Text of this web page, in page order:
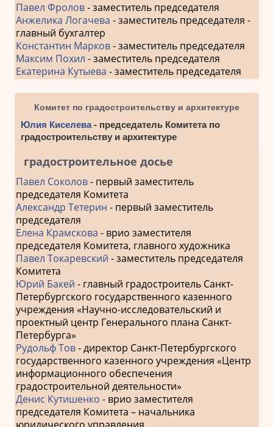
Павел Фролов- заместитель председателя
Анжелика Логачева - заместитель председателя -
главный бухгалтер
Константин Марков- заместитель председателя
Максим Похил - заместитель председателя
Екатерина Кутыева - заместитель председателя
Комитет по градостроительству и архитектуре
Юлия Киселева- председатель Комитета по
градостроительству и архитектуре
градостроительное досье
Павел Соколов- первый заместитель
председателя Комитета
Александр Тетерин - первый заместитель
председателя
Елена Крамскова - врио заместителя
председателя Комитета, главного художника
Павел Токаревский - заместитель председателя
Комитета
Юрий Бакей - главный градостроитель Санкт-
Петербургского государственного казенного
учреждения «Научно-исследовательский и
проектный центр Генерального плана Санкт-
Петербурга»
Рудольф Тов- директор Санкт-Петербургского
государственного казенного учреждения «Центр
информационного обеспечения
градостроительной деятельности»
Денис Кутишенко - врио заместителя
председателя Комитета – начальника